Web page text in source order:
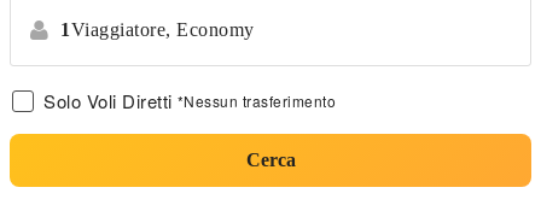
1Viaggiatore, Economy
Solo Voli Diretti *Nessun trasferimento
Cerca